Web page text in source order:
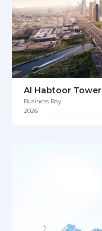
Al Habtoor Tower
Business Bay
2026